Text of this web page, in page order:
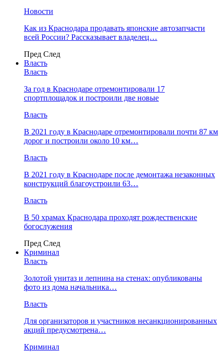
Новости
Как из Краснодара продавать японские автозапчасти
всей России? Рассказывает владелец…
Пред След
Власть
Власть
За год в Краснодаре отремонтировали 17
спортплощадок и построили две новые
Власть
В 2021 году в Краснодаре отремонтировали почти 87 км
дорог и построили около 10 км…
Власть
В 2021 году в Краснодаре после демонтажа незаконных
конструкций благоустроили 63…
Власть
В 50 храмах Краснодара проходят рождественские
богослужения
Пред След
Криминал
Власть
​Золотой унитаз и лепнина на стенах: опубликованы
фото из дома начальника…
Власть
Для организаторов и участников несанкционированных
акций предусмотрена…
Криминал